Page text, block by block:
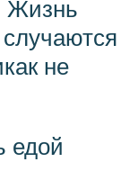
Жизнь
не
едой